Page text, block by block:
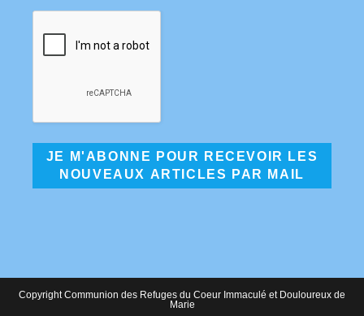
Copyright Communion des Refuges du Coeur Immaculé et Douloureux de
Marie